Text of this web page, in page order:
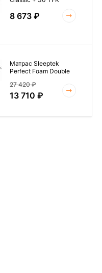
8 673 ₽
Матрас Sleeptek
Perfect Foam Double
27 420₽
13 710 ₽